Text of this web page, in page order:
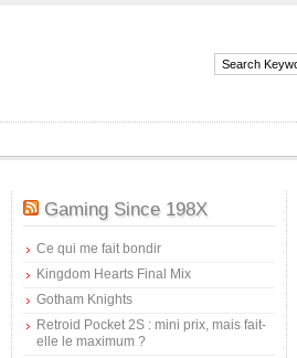
Gaming Since 198X
Ce qui me fait bondir
Kingdom Hearts Final Mix
Gotham Knights
Retroid Pocket 2S : mini prix, mais fait-
elle le maximum ?